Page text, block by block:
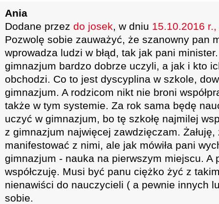
Ania
Dodane przez do josek, w dniu 15.10.2016
Pozwolę sobie zauważyć, że szanowny pan
wprowadza ludzi w błąd, tak jak pani
gimnazjum bardzo dobrze uczyli, a jak i kto
obchodzi. Co to jest dyscyplina w szkole,
gimnazjum. A rodzicom nikt nie broni
także w tym systemie. Za rok sama będę
uczyć w gimnazjum, bo tę szkołę najmilej
z gimnazjum najwięcej zawdzięczam. Żałuję,
manifestować z nimi, ale jak mówiła pani
gimnazjum - nauka na pierwszym miejscu. A
współczuję. Musi być panu ciężko żyć z
nienawiści do nauczycieli ( a pewnie innych
sobie.